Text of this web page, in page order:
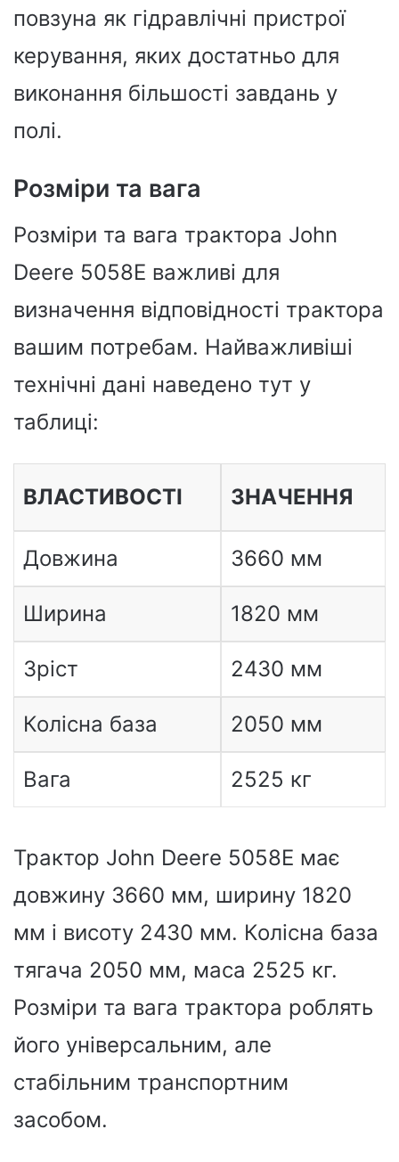
повзуна як гідравлічні пристрої
керування, яких достатньо для
виконання більшості завдань у
полі.
Розміри та вага
Розміри та вага трактора John
Deere 5058E важливі для
визначення відповідності трактора
вашим потребам. Найважливіші
технічні дані наведено тут у
таблиці:
ВЛАСТИВОСТІ ЗНАЧЕННЯ
Довжина 3660 мм
Ширина 1820 мм
Зріст 2430 мм
Колісна база 2050 мм
Вага 2525 кг
Трактор John Deere 5058E має
довжину 3660 мм, ширину 1820
мм і висоту 2430 мм. Колісна база
тягача 2050 мм, маса 2525 кг.
Розміри та вага трактора роблять
його універсальним, але
стабільним транспортним
засобом.